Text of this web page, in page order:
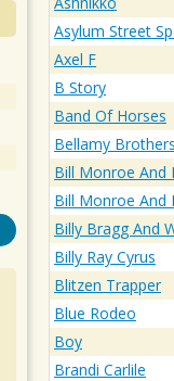
Asylum Street
Axel F
B Story
Band Of Horses
Bellamy Brothers
Bill Monroe And
Bill Monroe And
Billy Bragg And
Billy Ray Cyrus
Blitzen Trapper
Blue Rodeo
Boy
Brandi Carlile